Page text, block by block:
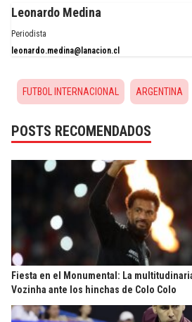
Leonardo Medina
Periodista
leonardo.medina@lanacion.cl
FUTBOL INTERNACIONAL ARGENTINA
POSTS RECOMENDADOS
Fiesta en el Monumental: La
Vozinha ante los hinchas de Colo Colo